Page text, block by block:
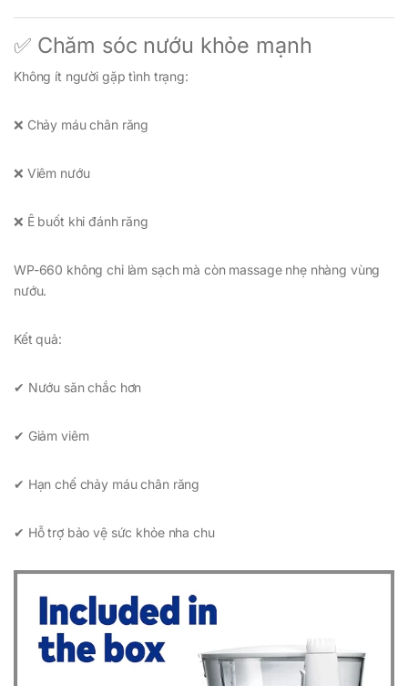
✅ Chăm sóc nướu khỏe mạnh
Không ít người gặp tình trạng:
❌ Chảy máu chân răng
❌ Viêm nướu
❌ Ê buốt khi đánh răng
WP-660 không chỉ làm sạch mà còn massage nhẹ nhàng vùng
nướu.
Kết quả:
✔ Nướu săn chắc hơn
✔ Giảm viêm
✔ Hạn chế chảy máu chân răng
✔ Hỗ trợ bảo vệ sức khỏe nha chu